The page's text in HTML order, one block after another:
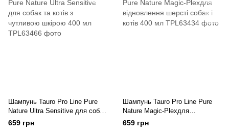
Шампунь Tauro Pro Line Pure
Nature Ultra Sensitive для собак
та котів з чутливою шкірою 400
659 грн
Шампунь Tauro Pro Line Pure
Nature Magic-Plexдля
відновлення шерсті собак і
котів 400 мл
659 грн